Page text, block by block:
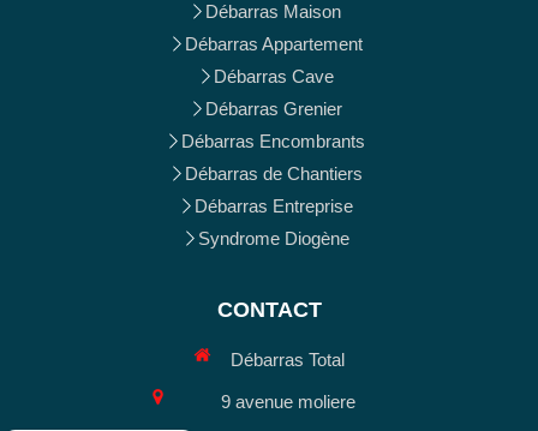
Débarras Maison
Débarras Appartement
Débarras Cave
Débarras Grenier
Débarras Encombrants
Débarras de Chantiers
Débarras Entreprise
Syndrome Diogène
CONTACT
Débarras Total
9 avenue moliere